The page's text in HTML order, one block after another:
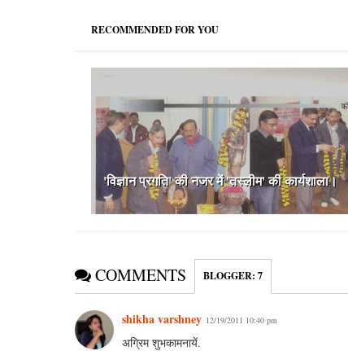
RECOMMENDED FOR YOU
'विज्ञान प्रगति' की नजर में 'तस्‍लीम' की कार्यशाला।
COMMENTS BLOGGER: 7
shikha varshney 12/19/2011 10:40 pm
अग्रिम शुभकामनायें.